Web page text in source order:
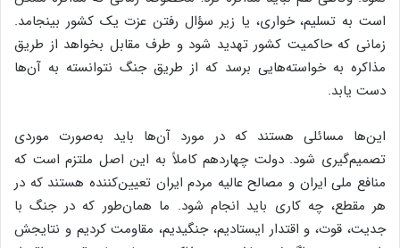
است به تسلیم، خواری، یا زیر سؤال رفتن عزت یک کشور بینجامد.
زمانی که حاکمیت کشور تهدید شود و طرف مقابل بخواهد از طریق
مذاکره به خواسته‌هایی برسد که از طریق جنگ نتوانسته به آن‌ها
دست یابد.
این‌ها مسائلی هستند که در مورد آن‌ها باید به‌صورت موردی
تصمیم‌گیری شود. دولت چهاردهم کاملاً به این اصل ملتزم است که
منافع ملی ایران و مصالح عالیه مردم ایران تعیین‌کننده هستند که در
هر مقطع، چه کاری باید انجام شود. ما همان‌طور که در جنگ با
جدیت، قوت، و اقتدار ایستادیم، جنگیدیم، مقاومت کردیم و نتایجش